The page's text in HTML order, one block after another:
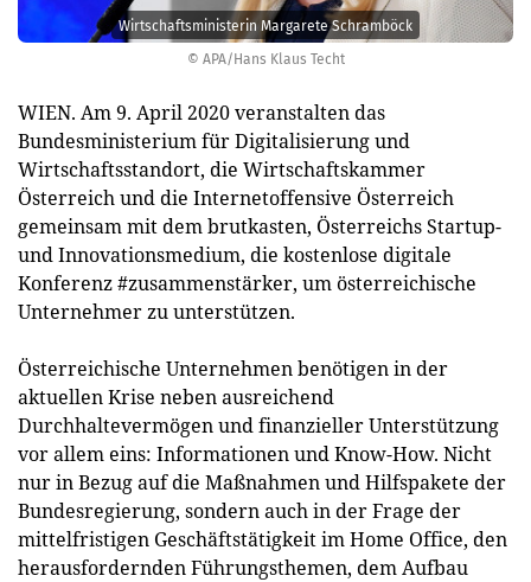
© APA/Hans Klaus Techt
Wirtschaftsministerin Margarete Schramböck
WIEN. Am 9. April 2020 veranstalten das
Bundesministerium für Digitalisierung und
Wirtschaftsstandort, die Wirtschaftskammer
Österreich und die Internetoffensive Österreich
gemeinsam mit dem brutkasten, Österreichs Startup-
und Innovationsmedium, die kostenlose digitale
Konferenz #zusammenstärker, um österreichische
Unternehmer zu unterstützen.
Österreichische Unternehmen benötigen in der
aktuellen Krise neben ausreichend
Durchhaltevermögen und finanzieller Unterstützung
vor allem eins: Informationen und Know-How. Nicht
nur in Bezug auf die Maßnahmen und Hilfspakete der
Bundesregierung, sondern auch in der Frage der
mittelfristigen Geschäftstätigkeit im Home Office, den
herausfordernden Führungsthemen, dem Aufbau